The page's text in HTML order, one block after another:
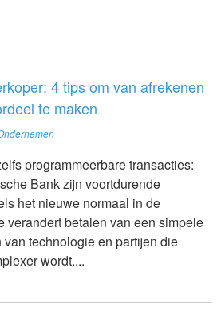
4 tips om van afrekenen
te maken
programmeerbare transacties:
Bank zijn voortdurende
het nieuwe normaal in de
verandert betalen van een simpele
technologie en partijen die
wordt....